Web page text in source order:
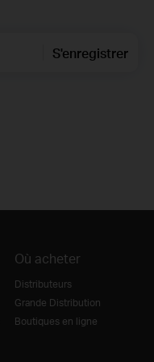
S'enregistrer
Où acheter
Distributeurs
Grande Distribution
Boutiques en ligne